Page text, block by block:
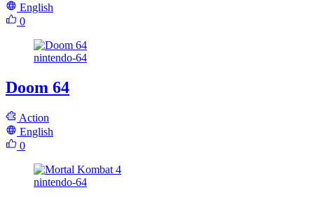
English
0
nintendo-64
Doom 64
Action
English
0
nintendo-64